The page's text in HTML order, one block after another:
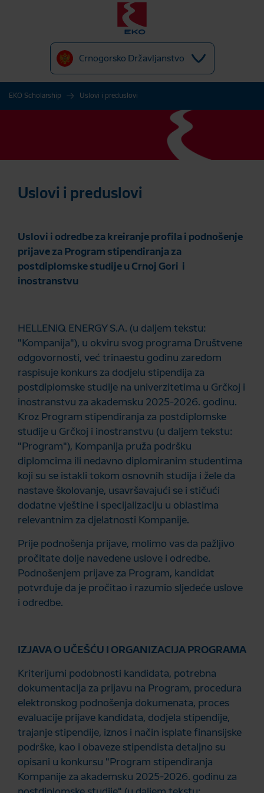
Crnogorsko Državljanstvo
EKO Scholarship Uslovi i preduslovi
Uslovi i preduslovi
Uslovi i odredbe za kreiranje profila i podnošenje
prijave za Program stipendiranja za
postdiplomske studije u Crnoj Gori i
inostranstvu
HELLENiQ ENERGY S.A. (u daljem tekstu:
"Kompanija"), u okviru svog programa Društvene
odgovornosti, već trinaestu godinu zaredom
raspisuje konkurs za dodjelu stipendija za
postdiplomske studije na univerzitetima u Grčkoj i
inostranstvu za akademsku 2025-2026. godinu.
Kroz Program stipendiranja za postdiplomske
studije u Grčkoj i inostranstvu (u daljem tekstu:
"Program"), Kompanija pruža podršku
diplomcima ili nedavno diplomiranim studentima
koji su se istakli tokom osnovnih studija i žele da
nastave školovanje, usavršavajući se i stičući
dodatne vještine i specijalizaciju u oblastima
relevantnim za djelatnosti Kompanije.
Prije podnošenja prijave, molimo vas da pažljivo
pročitate dolje navedene uslove i odredbe.
Podnošenjem prijave za Program, kandidat
potvrđuje da je pročitao i razumio sljedeće uslove
i odredbe.
IZJAVA O UČEŠĆU I ORGANIZACIJA PROGRAMA
Kriterijumi podobnosti kandidata, potrebna
dokumentacija za prijavu na Program, procedura
elektronskog podnošenja dokumenata, proces
evaluacije prijave kandidata, dodjela stipendije,
trajanje stipendije, iznos i način isplate finansijske
podrške, kao i obaveze stipendista detaljno su
opisani u konkursu "Program stipendiranja
Kompanije za akademsku 2025-2026. godinu za